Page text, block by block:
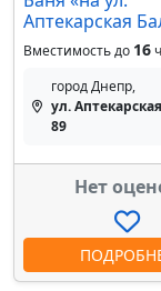
Аптекарская
Вместимость до 16
город Днепр,
ул.
89
Нет